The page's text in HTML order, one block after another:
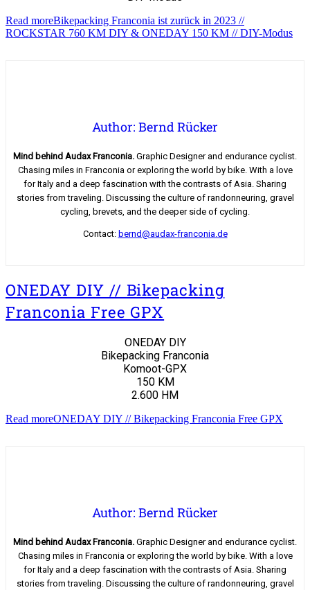
Read moreBikepacking Franconia ist zurück in 2023 //
ROCKSTAR 760 KM DIY & ONEDAY 150 KM // DIY-Modus
Author: Bernd Rücker
Mind behind Audax Franconia. Graphic Designer and endurance cyclist.
Chasing miles in Franconia or exploring the world by bike. With a love
for Italy and a deep fascination with the contrasts of Asia. Sharing
stories from traveling. Discussing the culture of randonneuring, gravel
cycling, brevets, and the deeper side of cycling.
Contact: bernd@audax-franconia.de
ONEDAY DIY // Bikepacking
Franconia Free GPX
ONEDAY DIY
Bikepacking Franconia
Komoot-GPX
150 KM
2.600 HM
Read moreONEDAY DIY // Bikepacking Franconia Free GPX
Author: Bernd Rücker
Mind behind Audax Franconia. Graphic Designer and endurance cyclist.
Chasing miles in Franconia or exploring the world by bike. With a love
for Italy and a deep fascination with the contrasts of Asia. Sharing
stories from traveling. Discussing the culture of randonneuring, gravel